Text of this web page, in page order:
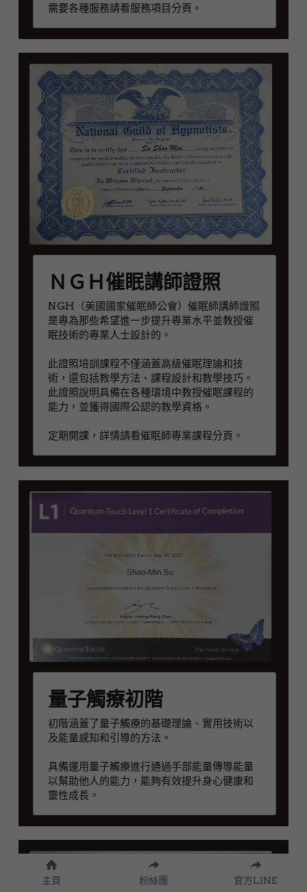
需要各種服務請看服務項目分頁。
ＮＧＨ催眠講師證照
NGH（美國國家催眠師公會）催眠師講師證照
是專為那些希望進一步提升專業水平並教授催
眠技術的專業人士設計的。
此證照培訓課程不僅涵蓋高級催眠理論和技
術，還包括教學方法、課程設計和教學技巧。
此證照說明具備在各種環境中教授催眠課程的
能力，並獲得國際公認的教學資格。
定期開課，詳情請看催眠師專業課程分頁。
量子觸療初階
初階涵蓋了量子觸療的基礎理論、實用技術以
及能量感知和引導的方法。
具備運用量子觸療進行通過手部能量傳導能量
以幫助他人的能力，能夠有效提升身心健康和
靈性成長。
主頁 粉絲團 官方LINE